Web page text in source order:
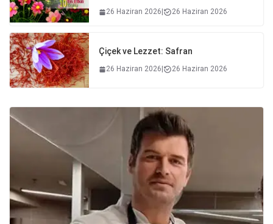
26 Haziran 2026 26 Haziran 2026
Çiçek ve Lezzet: Safran
26 Haziran 2026 26 Haziran 2026